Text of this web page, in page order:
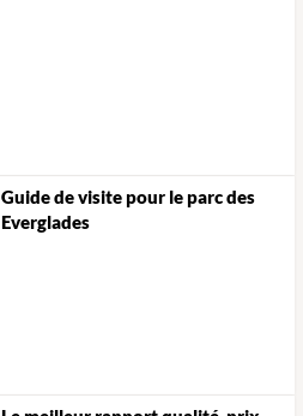
Guide de visite pour le parc des
Everglades